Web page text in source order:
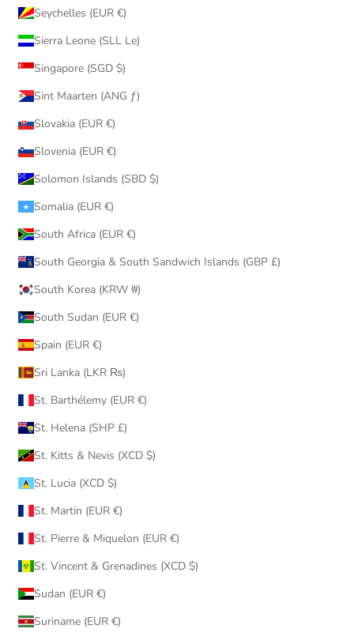
Seychelles (EUR €)
Sierra Leone (SLL Le)
Singapore (SGD $)
Sint Maarten (ANG ƒ)
Slovakia (EUR €)
Slovenia (EUR €)
Solomon Islands (SBD $)
Somalia (EUR €)
South Africa (EUR €)
South Georgia & South Sandwich Islands (GBP £)
South Korea (KRW ₩)
South Sudan (EUR €)
Spain (EUR €)
Sri Lanka (LKR ₨)
St. Barthélemy (EUR €)
St. Helena (SHP £)
St. Kitts & Nevis (XCD $)
St. Lucia (XCD $)
St. Martin (EUR €)
St. Pierre & Miquelon (EUR €)
St. Vincent & Grenadines (XCD $)
Sudan (EUR €)
Suriname (EUR €)